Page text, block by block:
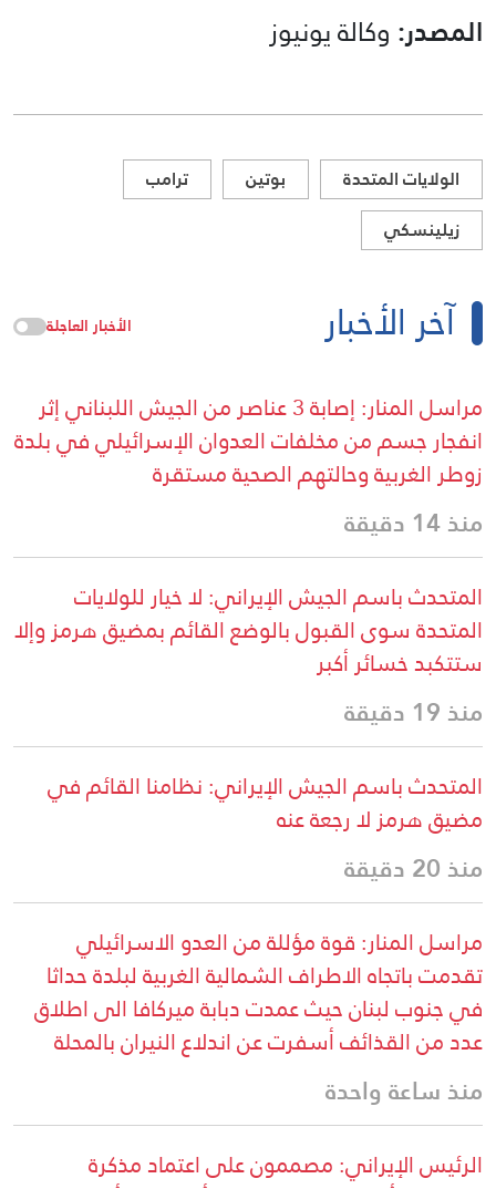
المصدر: وكالة يونيوز
الولايات المتحدة بوتين
ترامب
زيلينسكي
آخر الأخبار الأخبار العاجلة
مراسل المنار: إصابة 3 عناصر من الجيش اللبناني إثر
انفجار جسم من مخلفات العدوان الإسرائيلي في بلدة
زوطر الغربية وحالتهم الصحية مستقرة
منذ 14 دقيقة
المتحدث باسم الجيش الإيراني: لا خيار للولايات
المتحدة سوى القبول بالوضع القائم بمضيق هرمز وإلا
ستتكبد خسائر أكبر
منذ 19 دقيقة
المتحدث باسم الجيش الإيراني: نظامنا القائم في
مضيق هرمز لا رجعة عنه
منذ 20 دقيقة
مراسل المنار: قوة مؤللة من العدو الاسرائيلي
تقدمت باتجاه الاطراف الشمالية الغربية لبلدة حداثا
في جنوب لبنان حيث عمدت دبابة ميركافا الى اطلاق
عدد من القذائف أسفرت عن اندلاع النيران بالمحلة
منذ ساعة واحدة
الرئيس الإيراني: مصممون على اعتماد مذكرة